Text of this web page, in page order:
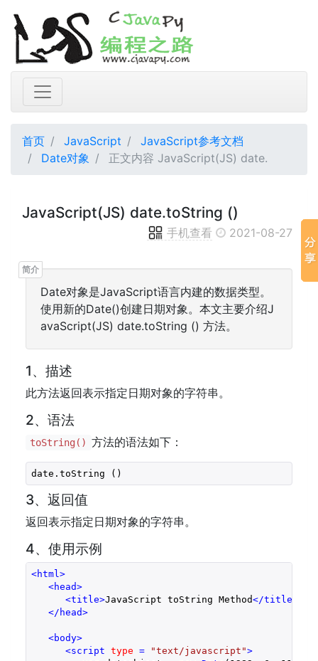
首页 JavaScript
JavaScript参考文档
Date对象
正文内容 JavaScript(JS) date.
JavaScript(JS) date.toString ()
手机查看 2021-08-27
Date对象是JavaScript语言内建的数据类型。
使用新的Date()创建日期对象。本文主要介绍J
avaScript(JS) date.toString () 方法。
1、描述
此方法返回表示指定日期对象的字符串。
2、语法
toString() 方法的语法如下：
date.toString ()
3、返回值
返回表示指定日期对象的字符串。
4、使用示例
<html >
<head>
<title>JavaScript toString Method</title
</ head>
<body>
<script type = "text/javascript">